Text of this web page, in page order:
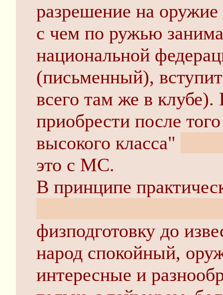
разрешение на
с чем по ружью
национальной
(письменный),
всего там же в
приобрести после
высокого класса"
это с МС.
В принципе
физподготовку до
народ спокойный,
интересные и